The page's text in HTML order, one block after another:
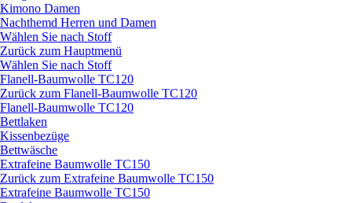
Kimono Damen
Nachthemd Herren und Damen
Wählen Sie nach Stoff
Zurück zum Hauptmenü
Wählen Sie nach Stoff
Flanell-Baumwolle TC120
Zurück zum Flanell-Baumwolle TC120
Flanell-Baumwolle TC120
Bettlaken
Kissenbezüge
Bettwäsche
Extrafeine Baumwolle TC150
Zurück zum Extrafeine Baumwolle TC150
Extrafeine Baumwolle TC150